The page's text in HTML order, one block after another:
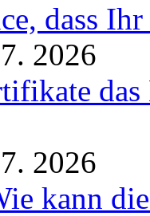
dass
2026
2026
kann